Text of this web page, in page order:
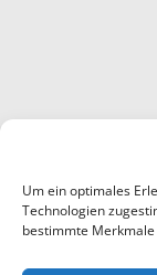
Um ein optimales
Technologien
bestimmte